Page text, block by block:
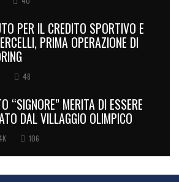
PER IL CREDITO SPORTIVO E
PRIMA OPERAZIONE DI
48
“SIGNORE” MERITA DI ESSERE
DAL VILLAGGIO OLIMPICO
106